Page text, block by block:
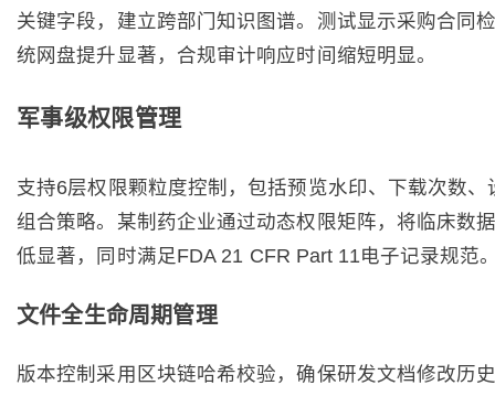
关键字段，建立跨部门知识图谱。测试显示采购合同
统网盘提升显著，合规审计响应时间缩短明显。
军事级权限管理
支持6层权限颗粒度控制，包括预览水印、下载次数、
组合策略。某制药企业通过动态权限矩阵，将临床数
低显著，同时满足FDA 21 CFR Part 11电子记录规范
文件全生命周期管理
版本控制采用区块链哈希校验，确保研发文档修改历